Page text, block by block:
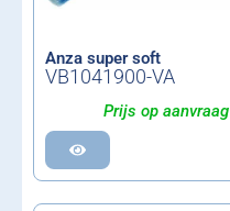
Anza super soft
VB1041900-VA
Prijs op aanvraag